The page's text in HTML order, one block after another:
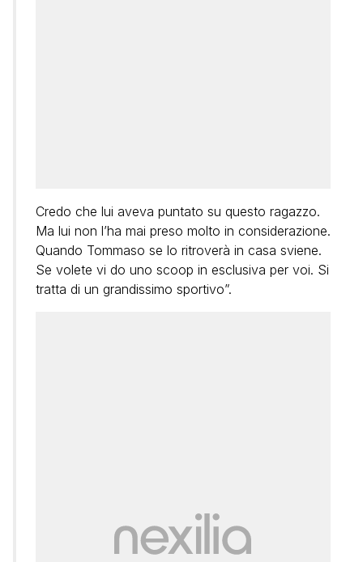
Credo che lui aveva puntato su questo ragazzo.
Ma lui non l’ha mai preso molto in considerazione.
Quando Tommaso se lo ritroverà in casa sviene.
Se volete vi do uno scoop in esclusiva per voi. Si
tratta di un grandissimo sportivo”.